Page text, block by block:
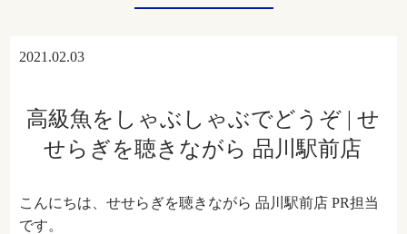
2021.02.03
高級魚をしゃぶしゃぶでどうぞ | せ
せらぎを聴きながら 品川駅前店
こんにちは、せせらぎを聴きながら 品川駅前店 PR担当
です。